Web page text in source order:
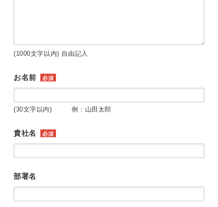
(1000文字以内) 自由記入
お名前 必須
(30文字以内) 例：山田太郎
貴社名 必須
部署名